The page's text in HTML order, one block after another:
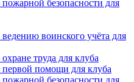
безопасности для
воинского учёта для
труда для клуба
помощи для клуба
безопасности для